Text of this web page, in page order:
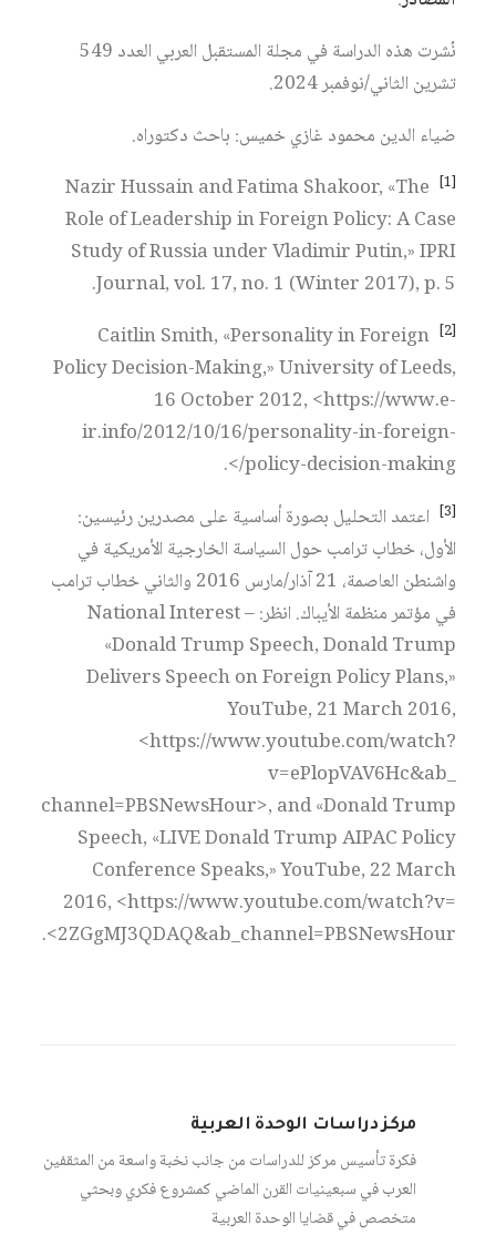
نُشرت هذه الدراسة في مجلة المستقبل العربي العدد 549
تشرين الثاني/نوفمبر 2024.
ضياء الدين محمود غازي خميس: باحث دكتوراه.
[1]
Nazir Hussain and Fatima Shakoor, «The
Role of Leadership in Foreign Policy: A Case
Study of Russia under Vladimir Putin,» IPRI
Journal, vol. 17, no. 1 (Winter 2017), p. 5.
[2]
Caitlin Smith, «Personality in Foreign
Policy Decision-Making,» University of Leeds,
16 October 2012, <https://www.e-
ir.info/2012/10/16/personality-in-foreign-
policy-decision-making/>.
[3]
اعتمد التحليل بصورة أساسية على مصدرين رئيسين:
الأول، خطاب ترامب حول السياسة الخارجية الأمريكية في
واشنطن العاصمة، 21 آذار/مارس 2016 والثاني خطاب ترامب
في مؤتمر منظمة الأيباك. انظر: National Interest –
«Donald Trump Speech, Donald Trump
Delivers Speech on Foreign Policy Plans,»
YouTube, 21 March 2016,
<https://www.youtube.com/watch?
v=ePlopVAV6Hc&​ab​_​
channel=PBSNewsHour>, and «Donald Trump
Speech, «LIVE Donald Trump AIPAC Policy
Conference Speaks,» YouTube, 22 March
2016, <https://www.youtube.com/watch?v=​
2ZGgMJ3QDAQ​&​ab_​channel=PBSNewsHour>.
مركز دراسات الوحدة العربية
فكرة تأسيس مركز للدراسات من جانب نخبة واسعة من المثقفين
العرب في سبعينيات القرن الماضي كمشروع فكري وبحثي
متخصص في قضايا الوحدة العربية